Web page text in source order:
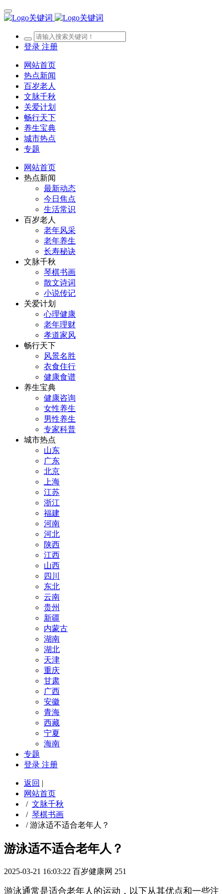
登录 注册
网站首页
热点新闻
百岁老人
文脉千秋
关爱计划
畅行天下
养生宝典
城市热点
专题
网站首页
热点新闻
最新动态
今日焦点
生活常识
百岁老人
老年风采
老年养生
长寿秘诀
文脉千秋
琴棋书画
散文诗词
小说传记
关爱计划
心理健康
老年理财
孝道家风
畅行天下
风景名胜
衣食住行
健康食谱
养生宝典
健康咨询
女性养生
男性养生
专家科普
城市热点
山东
广东
北京
上海
江苏
浙江
福建
河南
河北
陕西
江西
山西
四川
东北
云南
贵州
新疆
内蒙古
湖南
湖北
天津
重庆
甘肃
广西
安徽
青海
西藏
宁夏
海南
专题
登录 注册
返回 |
网站首页
/ 文脉千秋
/ 琴棋书画
/游泳适不适合老年人？
游泳适不适合老年人？
2025-03-21 16:03:22 百岁健康网 251
游泳通常是适合老年人的运动，以下从其优点和一些注